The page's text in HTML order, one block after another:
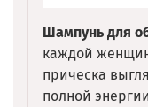
Шампунь для
каждой
прическа
полной